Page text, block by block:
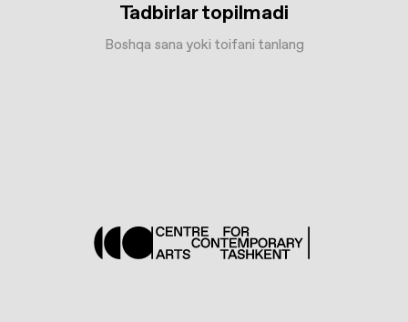
Tadbirlar topilmadi
Boshqa sana yoki toifani tanlang